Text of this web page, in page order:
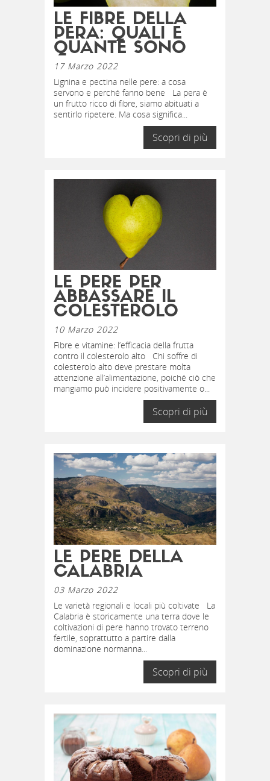
LE FIBRE DELLA
PERA: QUALI E
QUANTE SONO
17 Marzo 2022
Lignina e pectina nelle pere: a cosa
servono e perché fanno bene La pera è
un frutto ricco di fibre, siamo abituati a
sentirlo ripetere. Ma cosa significa...
Scopri di più
LE PERE PER
ABBASSARE IL
COLESTEROLO
10 Marzo 2022
Fibre e vitamine: l’efficacia della frutta
contro il colesterolo alto Chi soffre di
colesterolo alto deve prestare molta
attenzione all’alimentazione, poiché ciò che
mangiamo può incidere positivamente o...
Scopri di più
LE PERE DELLA
CALABRIA
03 Marzo 2022
Le varietà regionali e locali più coltivate La
Calabria è storicamente una terra dove le
coltivazioni di pere hanno trovato terreno
fertile, soprattutto a partire dalla
dominazione normanna...
Scopri di più